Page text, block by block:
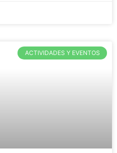
ACTIVIDADES Y EVENTOS